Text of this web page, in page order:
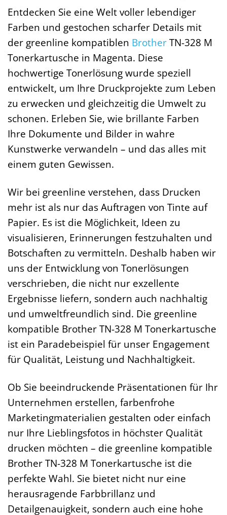
Entdecken Sie eine Welt voller lebendiger
Farben und gestochen scharfer Details mit
der greenline kompatiblen BrotherTN-328 M
Tonerkartusche in Magenta. Diese
hochwertige Tonerlösung wurde speziell
entwickelt, um Ihre Druckprojekte zum Leben
zu erwecken und gleichzeitig die Umwelt zu
schonen. Erleben Sie, wie brillante Farben
Ihre Dokumente und Bilder in wahre
Kunstwerke verwandeln – und das alles mit
einem guten Gewissen.
Wir bei greenline verstehen, dass Drucken
mehr ist als nur das Auftragen von Tinte auf
Papier. Es ist die Möglichkeit, Ideen zu
visualisieren, Erinnerungen festzuhalten und
Botschaften zu vermitteln. Deshalb haben wir
uns der Entwicklung von Tonerlösungen
verschrieben, die nicht nur exzellente
Ergebnisse liefern, sondern auch nachhaltig
und umweltfreundlich sind. Die greenline
kompatible Brother TN-328 M Tonerkartusche
ist ein Paradebeispiel für unser Engagement
für Qualität, Leistung und Nachhaltigkeit.
Ob Sie beeindruckende Präsentationen für Ihr
Unternehmen erstellen, farbenfrohe
Marketingmaterialien gestalten oder einfach
nur Ihre Lieblingsfotos in höchster Qualität
drucken möchten – die greenline kompatible
Brother TN-328 M Tonerkartusche ist die
perfekte Wahl. Sie bietet nicht nur eine
herausragende Farbbrillanz und
Detailgenauigkeit, sondern auch eine hohe